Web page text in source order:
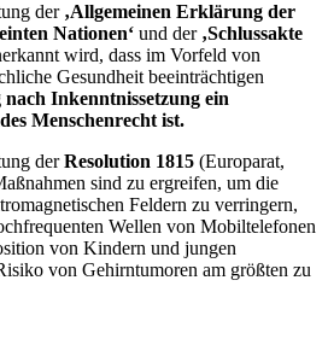
der ‚Allgemeinen Erklärung der
Nationen‘ und der ‚Schlussakte
wird, dass im Vorfeld von
Gesundheit beeinträchtigen
Inkenntnissetzung ein
Menschenrecht ist.
derResolution 1815 (Europarat,
sind zu ergreifen, um die
Feldern zu verringern,
Wellen von Mobiltelefonen
von Kindern und jungen
von Gehirntumoren am größten zu